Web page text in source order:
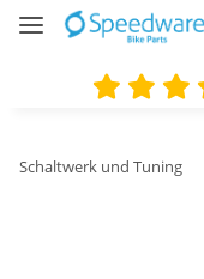
Schaltwerk und Tuning